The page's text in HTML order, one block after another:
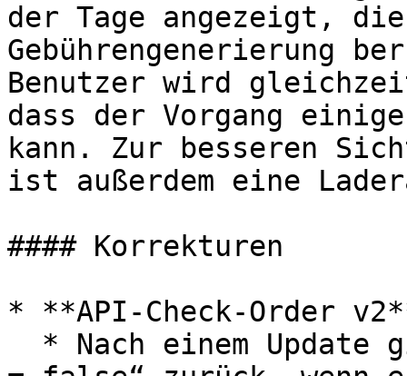
der Tage angezeigt,
Gebührengenerierung
Benutzer wird
dass der Vorgang
kann. Zur besseren
ist außerdem eine
#### Korrekturen
* **API-Check-Order